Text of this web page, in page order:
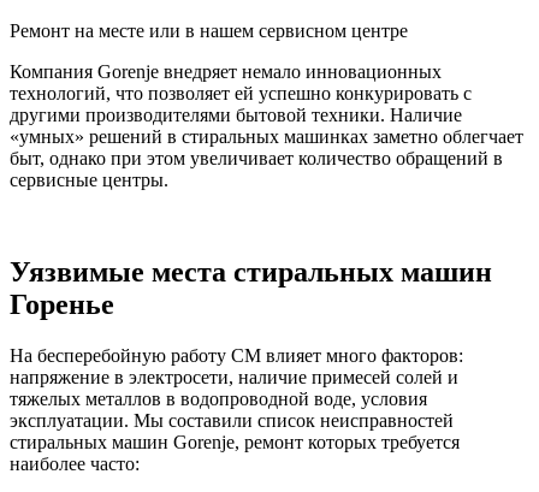
Ремонт на месте или в нашем сервисном центре
Компания Gorenje внедряет немало инновационных
технологий, что позволяет ей успешно конкурировать с
другими производителями бытовой техники. Наличие
«умных» решений в стиральных машинках заметно облегчает
быт, однако при этом увеличивает количество обращений в
сервисные центры.
Уязвимые места стиральных машин
Горенье
На бесперебойную работу СМ влияет много факторов:
напряжение в электросети, наличие примесей солей и
тяжелых металлов в водопроводной воде, условия
эксплуатации. Мы составили список неисправностей
стиральных машин Gorenje, ремонт которых требуется
наиболее часто: